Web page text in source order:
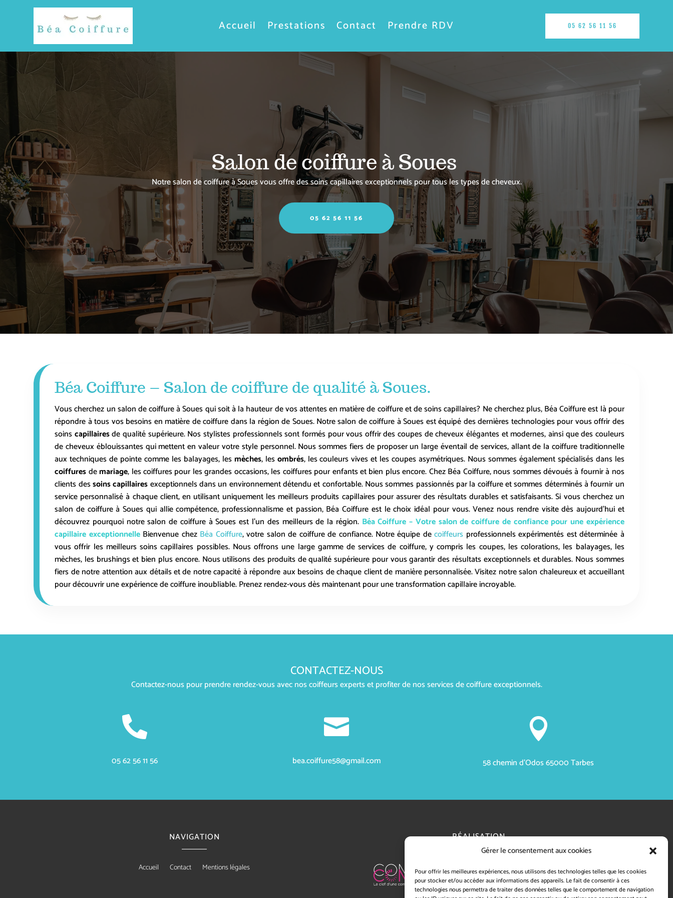
Gérer le consentement aux cookies
Pour offrir les meilleures expériences, nous utilisons des technologies telles que les cookies
pour stocker et/ou accéder aux informations des appareils. Le fait de consentir à ces
technologies nous permettra de traiter des données telles que le comportement de navigation
Accueil Prestations Contact Prendre RDV 05 62 56 11 56
Salon de coiffure à Soues
Notre salon de coiffure à Soues vous offre des soins capillaires exceptionnels pour tous les types de cheveux.
05 62 56 11 56
Béa Coiffure – Salon de coiffure de qualité à Soues.
Vous cherchez un salon de coiffure àSouesqui soit à la hauteur de vos attentes en matière de coiffure et de soins capillaires? Ne cherchez plus, Béa Coiffure est là pour
répondre à tous vos besoins en matière de coiffure dans la région deSoues. Notre salon de coiffure àSouesest équipé des dernières technologies pour vous offrir des
soinscapillairesde qualité supérieure. Nos stylistes professionnels sont formés pour vous offrir des coupes de cheveux élégantes et modernes, ainsi que des couleurs
de cheveux éblouissantes qui mettent en valeur votre style personnel. Nous sommes fiers de proposer un large éventail de services, allant de la coiffure traditionnelle
aux techniques de pointe comme les balayages, lesmèches, lesombrés, les couleurs vives et les coupes asymétriques. Nous sommes également spécialisés dans les
coiffuresdemariage, les coiffures pour les grandes occasions, les coiffures pour enfants et bien plus encore. Chez Béa Coiffure, nous sommes dévoués à fournir à nos
clients dessoinscapillairesexceptionnels dans un environnement détendu et confortable. Nous sommes passionnés par la coiffure et sommes déterminés à fournir un
service personnalisé à chaque client, en utilisant uniquement les meilleurs produits capillaires pour assurer des résultats durables et satisfaisants. Si vous cherchez un
salon de coiffure àSoues qui allie compétence, professionnalisme et passion, Béa Coiffure est le choix idéal pour vous. Venez nous rendre visite dès aujourd’hui et
découvrez pourquoi notre salon de coiffure àSouesest l’un des meilleurs de la région. Béa Coiffure – Votre salon de coiffure de confiance pour une expérience
capillaire exceptionnelle Bienvenue chez Béa Coiffure, votre salon de coiffure de confiance. Notre équipe decoiffeurs professionnels expérimentés est déterminée à
vous offrir les meilleurs soins capillaires possibles. Nous offrons une large gamme de services de coiffure, y compris les coupes, les colorations, les balayages, les
mèches, les brushings et bien plus encore. Nous utilisons des produits de qualité supérieure pour vous garantir des résultats exceptionnels et durables. Nous sommes
fiers de notre attention aux détails et de notre capacité à répondre aux besoins de chaque client de manière personnalisée. Visitez notre salon chaleureux et accueillant
pour découvrir une expérience de coiffure inoubliable. Prenez rendez-vous dès maintenant pour une transformation capillaire incroyable.
CONTACTEZ-NOUS
Contactez-nous pour prendre rendez-vous avec nos coiffeurs experts et profiter de nos services de coiffure exceptionnels.

05 62 56 11 56

bea.coiffure58@gmail.com

58 chemin d'Odos 65000 Tarbes
NAVIGATION
Accueil Contact Mentions légales
RÉALISATION